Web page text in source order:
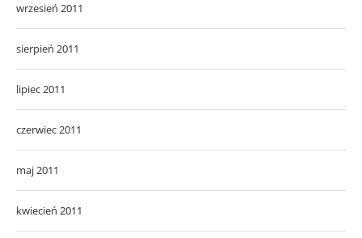
wrzesień 2011
sierpień 2011
lipiec 2011
czerwiec 2011
maj 2011
kwiecień 2011